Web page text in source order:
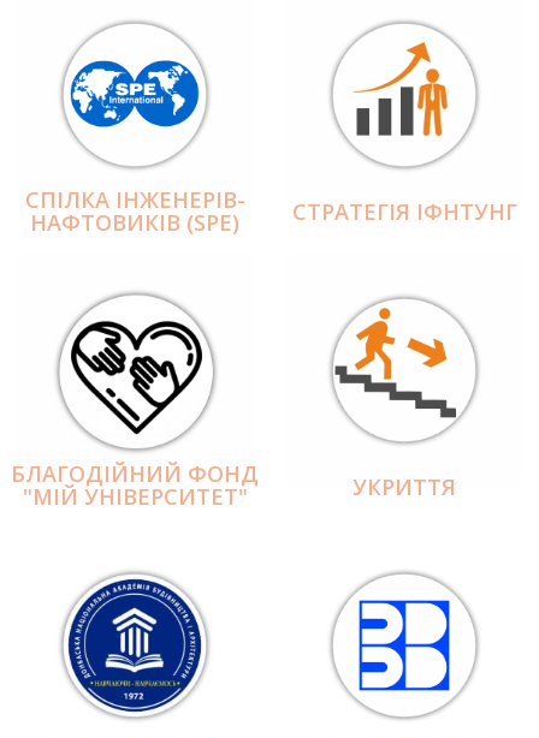
СПІЛКА ІНЖЕНЕРІВ-
НАФТОВИКІВ (SPE) СТРАТЕГІЯ ІФНТУНГ
БЛАГОДІЙНИЙ ФОНД
"МІЙ УНІВЕРСИТЕТ" УКРИТТЯ